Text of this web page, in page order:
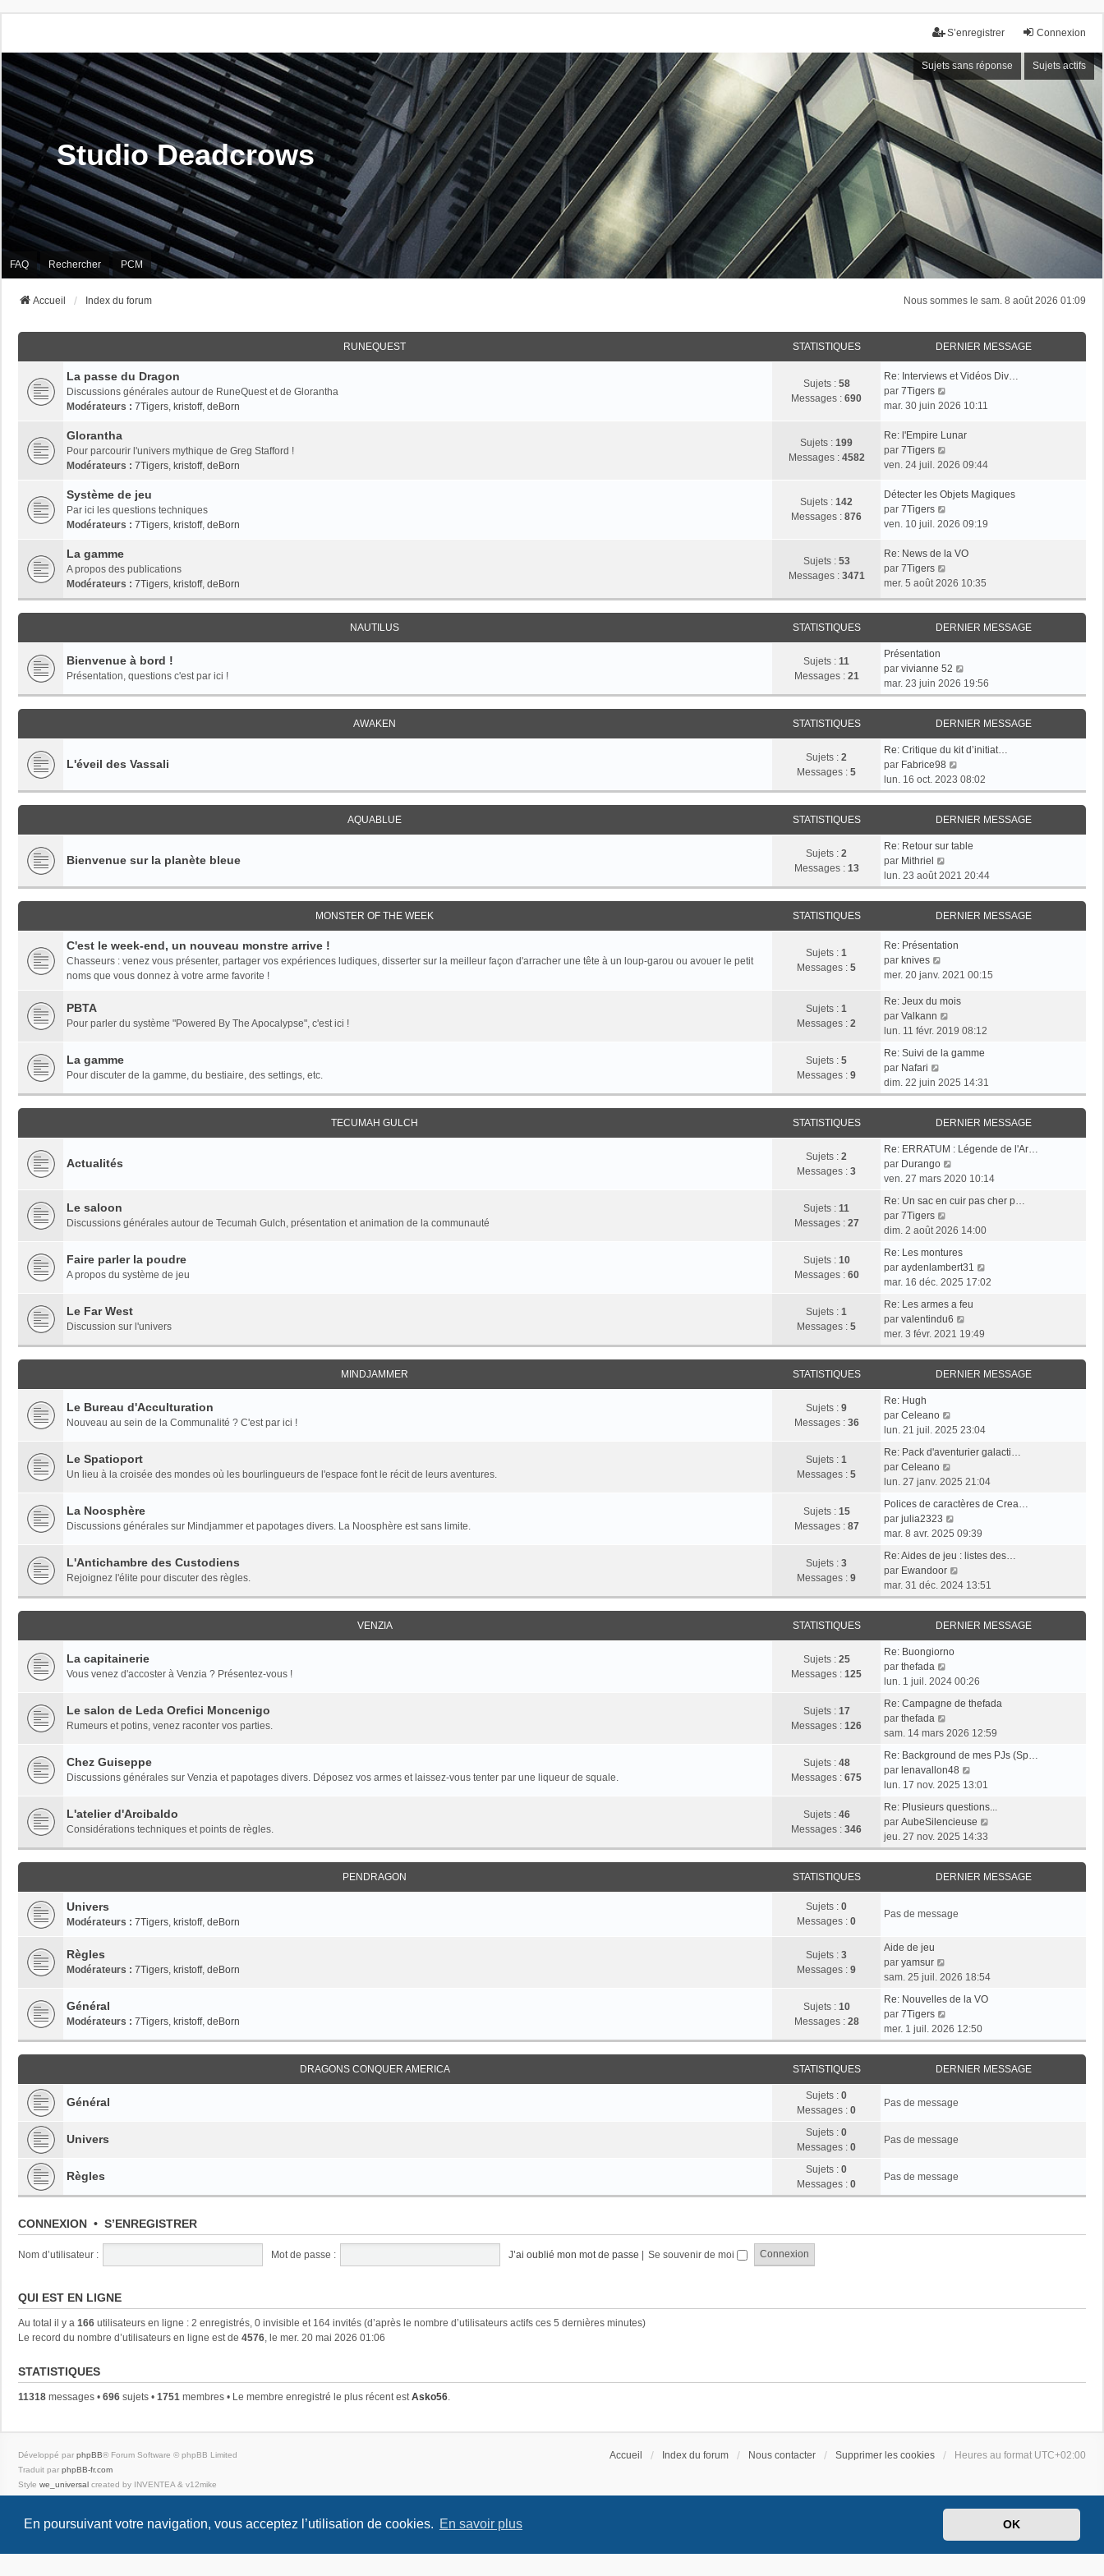
En poursuivant votre navigation, vous acceptez l’utilisation de cookies. En savoir plus OK
Connexion
S’enregistrer
Sujets sans réponse Sujets actifs
Studio Deadcrows
FAQ Rechercher PCM
Nous sommes le sam. 8 août 2026 01:09
Accueil Index du forum
RUNEQUEST STATISTIQUES DERNIER MESSAGE
La passe du Dragon
Discussions générales autour de RuneQuest et de Glorantha
Modérateurs : 7Tigers, kristoff, deBorn
Sujets : 58
Messages : 690
Re: Interviews et Vidéos Div…
par 7Tigers
o
r
e
e
n
e
m
e
s
s
a
e
mar. 30 juin 2026 10:11
Glorantha
Pour parcourir l'univers mythique de Greg Stafford !
Modérateurs : 7Tigers, kristoff, deBorn
Sujets : 199
Messages : 4582
Re: l'Empire Lunar
par 7Tigers
o
r
e
e
n
i
e
r
m
s
s
a
e
ven. 24 juil. 2026 09:44
Système de jeu
Par ici les questions techniques
Modérateurs : 7Tigers, kristoff, deBorn
Sujets : 142
Messages : 876
Détecter les Objets Magiques
par 7Tigers
o
r
e
d
e
r
n
e
r
m
s
s
a
g
e
ven. 10 juil. 2026 09:19
La gamme
A propos des publications
Modérateurs : 7Tigers, kristoff, deBorn
Sujets : 53
Messages : 3471
Re: News de la VO
par 7Tigers
o
i
r
l
e
e
r
n
e
r
m
e
s
s
a
g
e
mer. 5 août 2026 10:35
NAUTILUS STATISTIQUES DERNIER MESSAGE
Bienvenue à bord !
Présentation, questions c'est par ici !
Sujets : 11
Messages : 21
Présentation
par vivianne 52
o
i
r
l
e
d
r
i
r
e
s
s
a
g
mar. 23 juin 2026 19:56
AWAKEN STATISTIQUES DERNIER MESSAGE
L'éveil des Vassali Sujets : 2
Messages : 5
Re: Critique du kit d’initiat…
par Fabrice98
o
i
r
l
e
d
r
i
e
s
g
lun. 16 oct. 2023 08:02
AQUABLUE STATISTIQUES DERNIER MESSAGE
Bienvenue sur la planète bleue Sujets : 2
Messages : 13
Re: Retour sur table
par Mithriel
o
i
r
l
e
d
r
i
e
r
m
s
s
a
g
e
lun. 23 août 2021 20:44
MONSTER OF THE WEEK STATISTIQUES DERNIER MESSAGE
C'est le week-end, un nouveau monstre arrive !
Chasseurs : venez vous présenter, partager vos expériences ludiques, disserter sur la meilleur façon d'arracher une tête à un loup-garou ou avouer le petit
noms que vous donnez à votre arme favorite !
Sujets : 1
Messages : 5
Re: Présentation
par knives
o
r
l
e
d
r
n
i
e
r
m
e
s
s
a
g
mer. 20 janv. 2021 00:15
PBTA
Pour parler du système "Powered By The Apocalypse", c'est ici !
Sujets : 1
Messages : 2
Re: Jeux du mois
par Valkann
o
r
e
e
n
i
e
m
s
s
a
g
lun. 11 févr. 2019 08:12
La gamme
Pour discuter de la gamme, du bestiaire, des settings, etc.
Sujets : 5
Messages : 9
Re: Suivi de la gamme
par Nafari
o
i
r
l
e
d
e
r
n
i
e
m
e
s
s
a
g
e
dim. 22 juin 2025 14:31
TECUMAH GULCH STATISTIQUES DERNIER MESSAGE
Actualités Sujets : 2
Messages : 3
Re: ERRATUM : Légende de l'Ar…
par Durango
o
r
e
d
e
r
i
e
r
e
g
ven. 27 mars 2020 10:14
Le saloon
Discussions générales autour de Tecumah Gulch, présentation et animation de la communauté
Sujets : 11
Messages : 27
Re: Un sac en cuir pas cher p…
par 7Tigers
o
r
l
e
d
e
r
n
i
e
r
e
s
s
a
g
dim. 2 août 2026 14:00
Faire parler la poudre
A propos du système de jeu
Sujets : 10
Messages : 60
Re: Les montures
par aydenlambert31
o
e
m
s
s
mar. 16 déc. 2025 17:02
Le Far West
Discussion sur l'univers
Sujets : 1
Messages : 5
Re: Les armes a feu
par valentindu6
o
i
r
l
e
r
n
e
m
s
s
g
e
mer. 3 févr. 2021 19:49
MINDJAMMER STATISTIQUES DERNIER MESSAGE
Le Bureau d'Acculturation
Nouveau au sein de la Communalité ? C'est par ici !
Sujets : 9
Messages : 36
Re: Hugh
par Celeano
o
r
e
d
e
r
i
e
r
e
s
g
lun. 21 juil. 2025 23:04
Le Spatioport
Un lieu à la croisée des mondes où les bourlingueurs de l'espace font le récit de leurs aventures.
Sujets : 1
Messages : 5
Re: Pack d'aventurier galacti…
par Celeano
o
r
l
e
d
e
r
n
i
e
r
m
s
s
g
lun. 27 janv. 2025 21:04
La Noosphère
Discussions générales sur Mindjammer et papotages divers. La Noosphère est sans limite.
Sujets : 15
Messages : 87
Polices de caractères de Crea…
par julia2323
o
r
l
e
e
e
m
s
s
a
g
mar. 8 avr. 2025 09:39
L'Antichambre des Custodiens
Rejoignez l'élite pour discuter des règles.
Sujets : 3
Messages : 9
Re: Aides de jeu : listes des…
par Ewandoor
o
i
r
l
e
r
n
e
m
e
s
s
a
g
e
mar. 31 déc. 2024 13:51
VENZIA STATISTIQUES DERNIER MESSAGE
La capitainerie
Vous venez d'accoster à Venzia ? Présentez-vous !
Sujets : 25
Messages : 125
Re: Buongiorno
par thefada
o
r
e
d
e
r
i
e
r
e
a
lun. 1 juil. 2024 00:26
Le salon de Leda Orefici Moncenigo
Rumeurs et potins, venez raconter vos parties.
Sujets : 17
Messages : 126
Re: Campagne de thefada
par thefada
o
r
l
e
d
e
r
n
i
e
r
m
g
e
sam. 14 mars 2026 12:59
Chez Guiseppe
Discussions générales sur Venzia et papotages divers. Déposez vos armes et laissez-vous tenter par une liqueur de squale.
Sujets : 48
Messages : 675
Re: Background de mes PJs (Sp…
par lenavallon48
o
r
l
e
e
e
s
g
lun. 17 nov. 2025 13:01
L'atelier d'Arcibaldo
Considérations techniques et points de règles.
Sujets : 46
Messages : 346
Re: Plusieurs questions...
par AubeSilencieuse
i
r
l
e
e
s
s
a
g
jeu. 27 nov. 2025 14:33
PENDRAGON STATISTIQUES DERNIER MESSAGE
Univers
Modérateurs : 7Tigers, kristoff, deBorn
Sujets : 0
Messages : 0
Pas de message
Règles
Modérateurs : 7Tigers, kristoff, deBorn
Sujets : 3
Messages : 9
Aide de jeu
par yamsur
o
r
e
e
i
r
s
s
sam. 25 juil. 2026 18:54
Général
Modérateurs : 7Tigers, kristoff, deBorn
Sujets : 10
Messages : 28
Re: Nouvelles de la VO
par 7Tigers
o
i
r
l
e
d
n
e
s
mer. 1 juil. 2026 12:50
DRAGONS CONQUER AMERICA STATISTIQUES DERNIER MESSAGE
Général Sujets : 0
Messages : 0
Pas de message
Univers Sujets : 0
Messages : 0
Pas de message
Règles Sujets : 0
Messages : 0
Pas de message
CONNEXION • S’ENREGISTRER
Nom d’utilisateur : Mot de passe : J’ai oublié mon mot de passe | Se souvenir de moi
QUI EST EN LIGNE
Au total il y a 166 utilisateurs en ligne : 2 enregistrés, 0 invisible et 164 invités (d’après le nombre d’utilisateurs actifs ces 5 dernières minutes)
Le record du nombre d’utilisateurs en ligne est de 4576, le mer. 20 mai 2026 01:06
STATISTIQUES
11318 messages • 696 sujets • 1751 membres • Le membre enregistré le plus récent estAsko56.
Accueil Index du forum Nous contacter Supprimer les cookies Heures au format UTC+02:00
Développé par phpBB® Forum Software © phpBB Limited
Traduit par phpBB-fr.com
Style we_universal created by INVENTEA & v12mike